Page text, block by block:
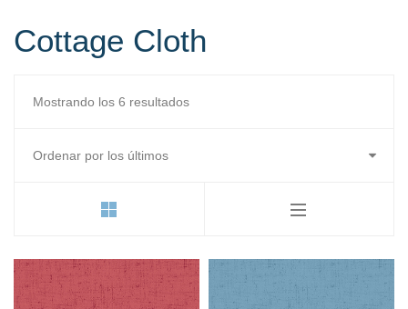
Cottage Cloth
Mostrando los 6 resultadosOrdenado